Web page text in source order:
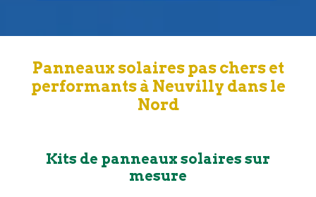
Panneaux solaires pas chers et
performants à Neuvilly dans le
Nord
Kits de panneaux solaires sur
mesure